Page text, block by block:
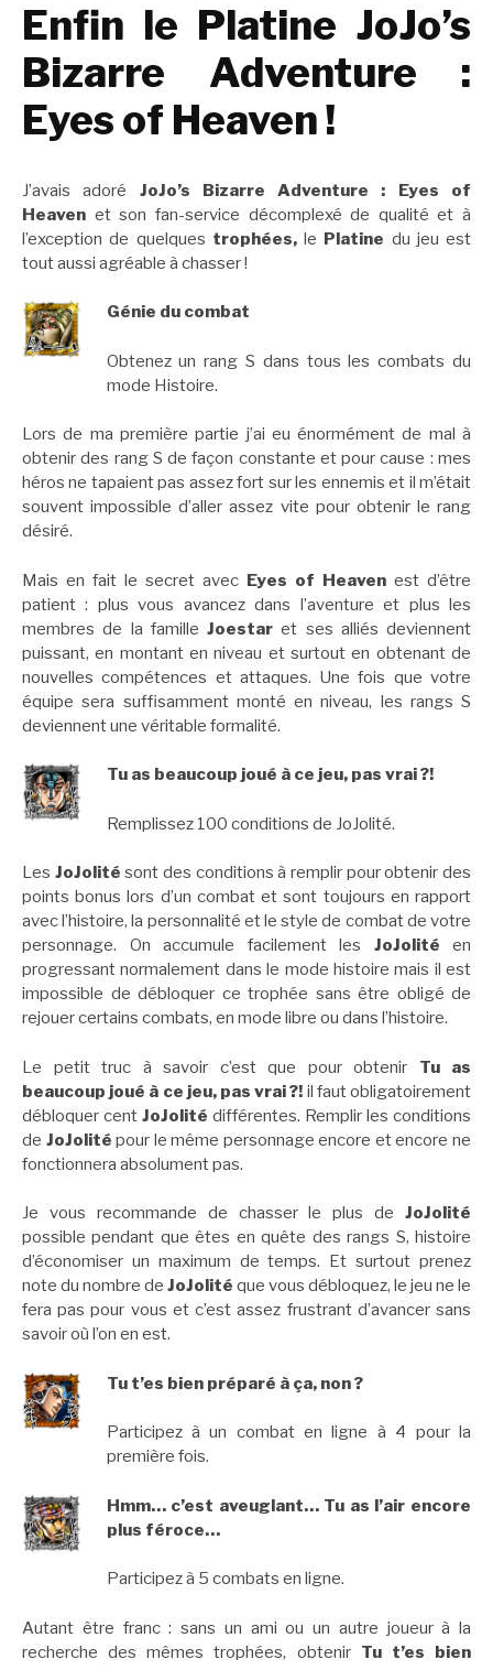
Enfin le Platine JoJo’s
Bizarre Adventure :
Eyes of Heaven !
J’avais adoré JoJo’s Bizarre Adventure : Eyes of
Heaven et son fan-service décomplexé de qualité et à
l’exception de quelques trophées,le Platine du jeu est
tout aussi agréable à chasser !
Génie du combat
Obtenez un rang S dans tous les combats du
mode Histoire.
Lors de ma première partie j’ai eu énormément de mal à
obtenir des rang S de façon constante et pour cause : mes
héros ne tapaient pas assez fort sur les ennemis et il m’était
souvent impossible d’aller assez vite pour obtenir le rang
désiré.
Mais en fait le secret avec Eyes of Heaven est d’être
patient : plus vous avancez dans l’aventure et plus les
membres de la famille Joestar et ses alliés deviennent
puissant, en montant en niveau et surtout en obtenant de
nouvelles compétences et attaques. Une fois que votre
équipe sera suffisamment monté en niveau, les rangs S
deviennent une véritable formalité.
Tu as beaucoup joué à ce jeu, pas vrai ?!
Remplissez 100 conditions de JoJolité.
Les JoJolité sont des conditions à remplir pour obtenir des
points bonus lors d’un combat et sont toujours en rapport
avec l’histoire, la personnalité et le style de combat de votre
personnage. On accumule facilement les JoJolité en
progressant normalement dans le mode histoire mais il est
impossible de débloquer ce trophée sans être obligé de
rejouer certains combats, en mode libre ou dans l’histoire.
Le petit truc à savoir c’est que pour obtenir Tu as
beaucoup joué à ce jeu, pas vrai ?! il faut obligatoirement
débloquer cent JoJolité différentes. Remplir les conditions
de JoJolité pour le même personnage encore et encore ne
fonctionnera absolument pas.
Je vous recommande de chasser le plus de JoJolité
possible pendant que êtes en quête des rangs S, histoire
d’économiser un maximum de temps. Et surtout prenez
note du nombre de JoJolité que vous débloquez, le jeu ne le
fera pas pour vous et c’est assez frustrant d’avancer sans
savoir où l’on en est.
Tu t’es bien préparé à ça, non ?
Participez à un combat en ligne à 4 pour la
première fois.
Hmm… c’est aveuglant… Tu as l’air encore
plus féroce…
Participez à 5 combats en ligne.
Autant être franc : sans un ami ou un autre joueur à la
recherche des mêmes trophées, obtenir Tu t’es bien